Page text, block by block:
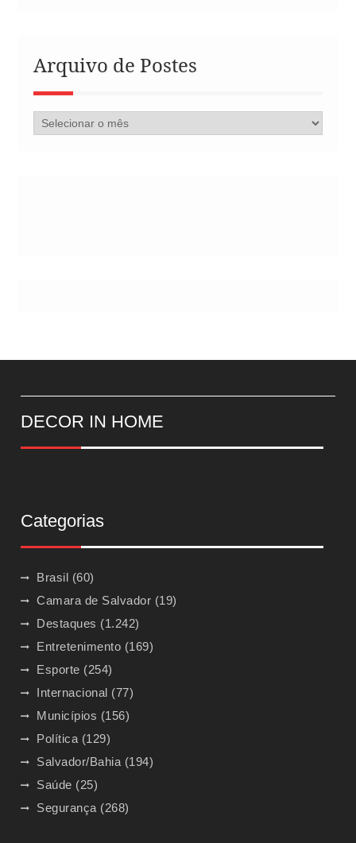
Arquivo de Postes
Arquivo
de
DECOR IN HOME
Categorias
Brasil (60)
Camara de Salvador (19)
Destaques (1.242)
Entretenimento (169)
Esporte (254)
Internacional (77)
Municípios (156)
Política (129)
Salvador/Bahia (194)
Saúde (25)
Segurança (268)